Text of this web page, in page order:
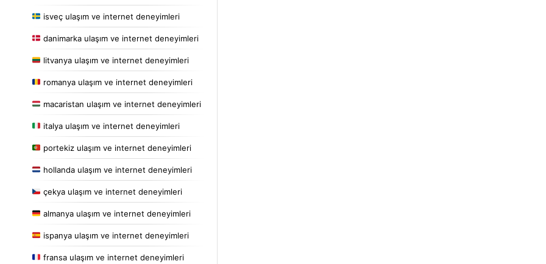
isveç ulaşım ve internet deneyimleri
danimarka ulaşım ve internet deneyimleri
litvanya ulaşım ve internet deneyimleri
romanya ulaşım ve internet deneyimleri
macaristan ulaşım ve internet deneyimleri
italya ulaşım ve internet deneyimleri
portekiz ulaşım ve internet deneyimleri
hollanda ulaşım ve internet deneyimleri
çekya ulaşım ve internet deneyimleri
almanya ulaşım ve internet deneyimleri
ispanya ulaşım ve internet deneyimleri
fransa ulaşım ve internet deneyimleri